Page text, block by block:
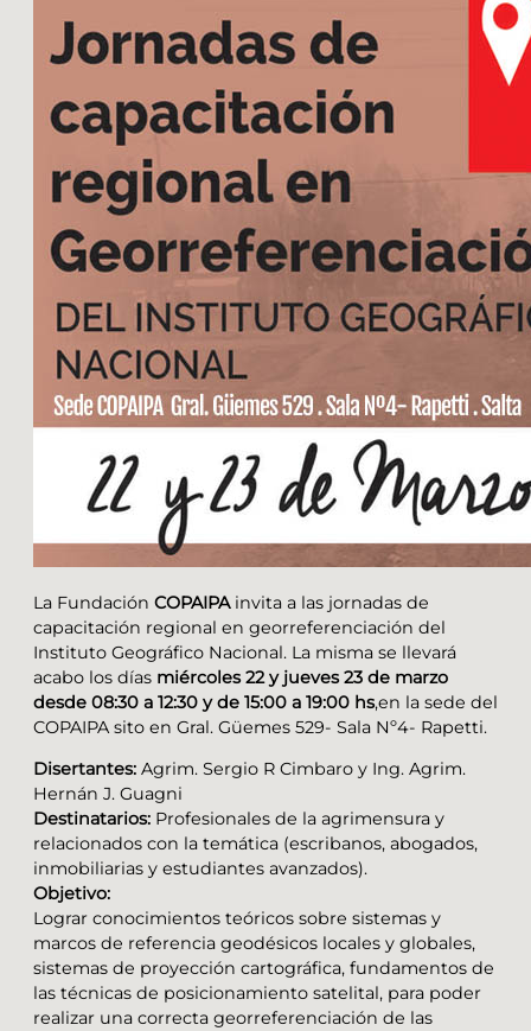
La Fundación COPAIPAinvita a las jornadas de
capacitación regional en georreferenciación del
Instituto Geográfico Nacional. La misma se llevará
acabo los días miércoles 22 y jueves 23 de marzo
desde 08:30 a 12:30 y de 15:00 a 19:00 hs,en la sede del
COPAIPA sito en Gral. Güemes 529- Sala Nº4- Rapetti.
Disertantes: Agrim. Sergio R Cimbaro y Ing. Agrim.
Hernán J. Guagni
Destinatarios: Profesionales de la agrimensura y
relacionados con la temática (escribanos, abogados,
inmobiliarias y estudiantes avanzados).
Objetivo:
Lograr conocimientos teóricos sobre sistemas y
marcos de referencia geodésicos locales y globales,
sistemas de proyección cartográfica, fundamentos de
las técnicas de posicionamiento satelital, para poder
realizar una correcta georreferenciación de las